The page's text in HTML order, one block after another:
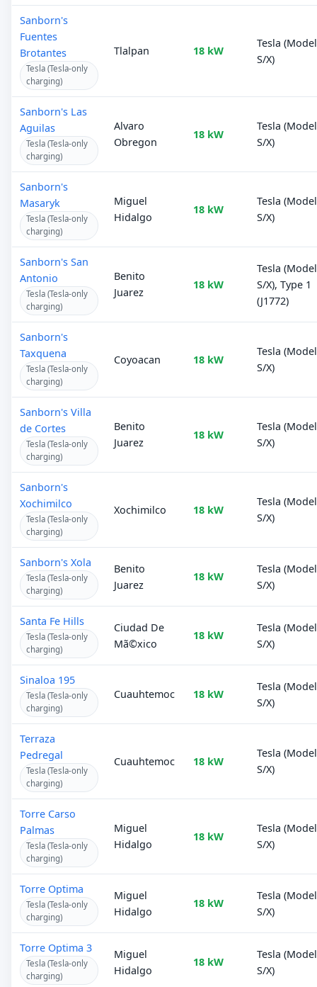
Sanborn's
Fuentes
Brotantes
Tesla (Tesla-only
charging)
Tlalpan 18 kW
Tesla (Model
S/X)
Sanborn's Las
Aguilas
Tesla (Tesla-only
charging)
Alvaro
Obregon
18 kW
Tesla (Model
S/X)
Sanborn's
Masaryk
Tesla (Tesla-only
charging)
Miguel
Hidalgo
18 kW
Tesla (Model
S/X)
Sanborn's San
Antonio
Tesla (Tesla-only
charging)
Benito
Juarez
18 kW
Tesla (Model
S/X), Type 1
(J1772)
Sanborn's
Taxquena
Tesla (Tesla-only
charging)
Coyoacan 18 kW
Tesla (Model
S/X)
Sanborn's Villa
de Cortes
Tesla (Tesla-only
charging)
Benito
Juarez
18 kW
Tesla (Model
S/X)
Sanborn's
Xochimilco
Tesla (Tesla-only
charging)
Xochimilco 18 kW
Tesla (Model
S/X)
Sanborn's Xola
Tesla (Tesla-only
charging)
Benito
Juarez
18 kW
Tesla (Model
S/X)
Santa Fe Hills
Tesla (Tesla-only
charging)
Ciudad De
Mã©xico
18 kW
Tesla (Model
S/X)
Sinaloa 195
Tesla (Tesla-only
charging)
Cuauhtemoc 18 kW
Tesla (Model
S/X)
Terraza
Pedregal
Tesla (Tesla-only
charging)
Cuauhtemoc 18 kW
Tesla (Model
S/X)
Torre Carso
Palmas
Tesla (Tesla-only
charging)
Miguel
Hidalgo
18 kW
Tesla (Model
S/X)
Torre Optima
Tesla (Tesla-only
charging)
Miguel
Hidalgo
18 kW
Tesla (Model
S/X)
Torre Optima 3
Tesla (Tesla-only
charging)
Miguel
Hidalgo
18 kW
Tesla (Model
S/X)